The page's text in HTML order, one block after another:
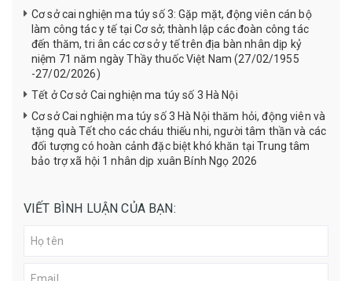
Cơ sở cai nghiện ma túy số 3: Gặp mặt, động viên cán bộ
làm công tác y tế tại Cơ sở; thành lập các đoàn công tác
đến thăm, tri ân các cơ sở y tế trên địa bàn nhân dịp kỷ
niệm 71 năm ngày Thầy thuốc Việt Nam (27/02/1955
-27/02/2026)
Tết ở Cơ sở Cai nghiện ma túy số 3 Hà Nội
Cơ sở Cai nghiện ma túy số 3 Hà Nội thăm hỏi, động viên và
tặng quà Tết cho các cháu thiếu nhi, người tâm thần và các
đối tượng có hoàn cảnh đặc biệt khó khăn tại Trung tâm
bảo trợ xã hội 1 nhân dịp xuân Bính Ngọ 2026
VIẾT BÌNH LUẬN CỦA BẠN: